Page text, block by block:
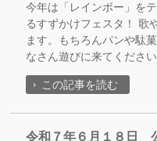
今年は「レインボー」を
るすずかけフェスタ！ 歌
ます。もちろんパンや駄
なさん遊びに来てくださ
この記事を読む
令和７年６月１８日